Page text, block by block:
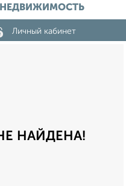
НЕДВИЖИМОСТЬ
Личный кабинет
НАЙДЕНА!